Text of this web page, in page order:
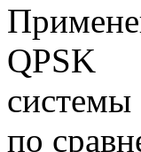
QPSK
по